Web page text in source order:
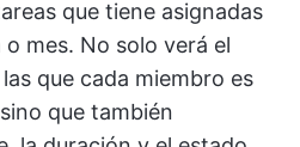
que tiene asignadas
mes. No solo verá el
que cada miembro es
que también